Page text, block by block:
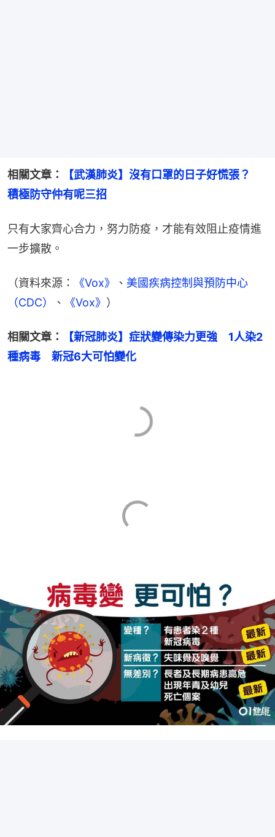
相關文章：
【武漢肺炎】沒有口罩的日子好慌張？
積極防守仲有呢三招
只有大家齊心合力，努力防疫，才能有效阻止疫情進
一步擴散。
（資料來源： 《Vox》 、 美國疾病控制與預防中心
（CDC）
、 《Vox》 ）
相關文章：
【新冠肺炎】症狀變傳染力更強　1人染2
種病毒　新冠6大可怕變化